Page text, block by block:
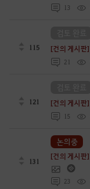
13
115 [건의 게시판]
21
121 [건의 게시판]
15
131
[건의 게시판]
23
논의중